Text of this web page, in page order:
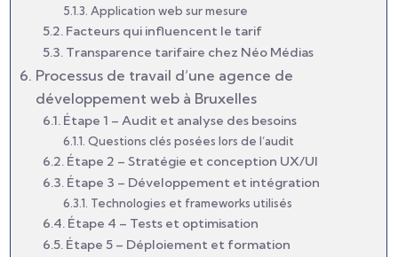
Application web sur mesure
Facteurs qui influencent le tarif
Transparence tarifaire chez Néo Médias
Processus de travail d’une agence de
développement web à Bruxelles
Étape 1 – Audit et analyse des besoins
Questions clés posées lors de l’audit
Étape 2 – Stratégie et conception UX/UI
Étape 3 – Développement et intégration
Technologies et frameworks utilisés
Étape 4 – Tests et optimisation
Étape 5 – Déploiement et formation